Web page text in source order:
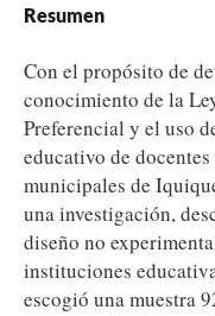
Resumen
Con el propósito de
conocimiento de la
Preferencial y el uso
educativo de
municipales de
una investigación,
diseño no
instituciones
escogió una muestra